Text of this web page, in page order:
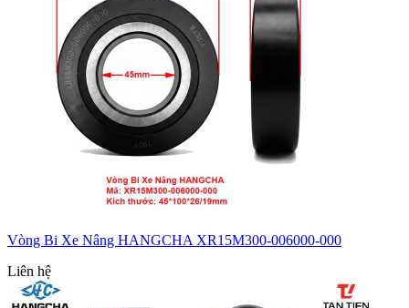
Vòng Bi Xe Nâng HANGCHA XR15M300-006000-000
Liên hệ